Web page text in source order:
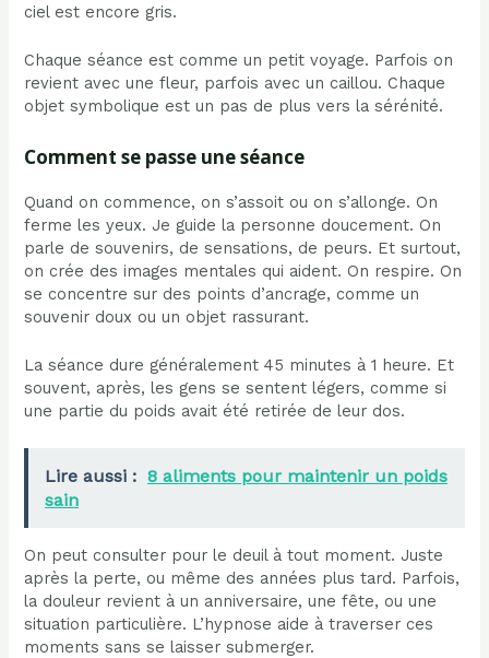
ciel est encore gris.
Chaque séance est comme un petit voyage. Parfois on
revient avec une fleur, parfois avec un caillou. Chaque
objet symbolique est un pas de plus vers la sérénité.
Comment se passe une séance
Quand on commence, on s’assoit ou on s’allonge. On
ferme les yeux. Je guide la personne doucement. On
parle de souvenirs, de sensations, de peurs. Et surtout,
on crée des images mentales qui aident. On respire. On
se concentre sur des points d’ancrage, comme un
souvenir doux ou un objet rassurant.
La séance dure généralement 45 minutes à 1 heure. Et
souvent, après, les gens se sentent légers, comme si
une partie du poids avait été retirée de leur dos.
Lire aussi : 8 aliments pour maintenir un poids
sain
On peut consulter pour le deuil à tout moment. Juste
après la perte, ou même des années plus tard. Parfois,
la douleur revient à un anniversaire, une fête, ou une
situation particulière. L’hypnose aide à traverser ces
moments sans se laisser submerger.